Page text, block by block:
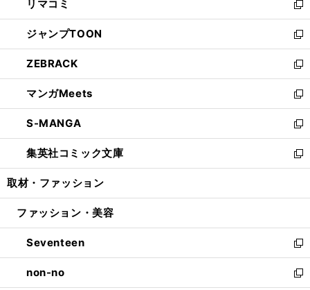
で
開
く
ド
ウ
で
開
く
ィ
ン
ド
ウ
で
開
く
い
ウ
ィ
ン
ド
ウ
で
開
く
リマコミ
新
し
い
ウ
ィ
ン
ド
ウ
で
開
く
ジャンプTOON
新
し
い
ウ
ィ
ン
ド
ウ
で
開
ZEBRACK
新
し
い
ウ
ィ
ン
ド
ウ
開
マンガMeets
新
し
い
ウ
ィ
ン
ウ
開
く
S-MANGA
新
し
い
ウ
ン
ウ
で
開
く
集英社コミック文庫
新
し
ウ
ン
ド
ウ
で
開
取材・ファッション
ファッション・美容
Seventeen
新
し
い
non-no
新